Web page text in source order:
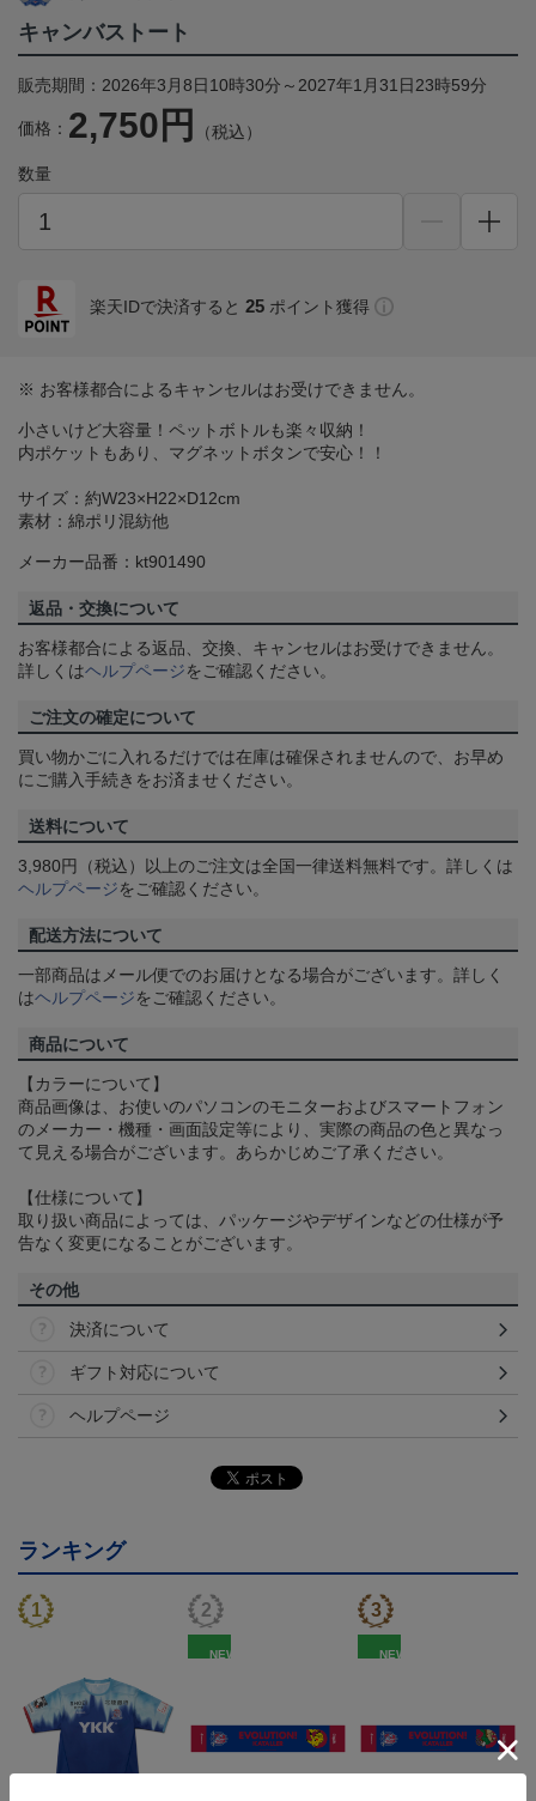
キャンバストート
販売期間：2026年3月8日10時30分～2027年1月31日23時59分
価格： 2,750円 （税込）
数量
楽天IDで決済すると 25 ポイント獲得
※ お客様都合によるキャンセルはお受けできません。
小さいけど大容量！ペットボトルも楽々収納！
内ポケットもあり、マグネットボタンで安心！！
サイズ：約W23×H22×D12cm
素材：綿ポリ混紡他
メーカー品番：kt901490
返品・交換について
お客様都合による返品、交換、キャンセルはお受けできません。
詳しくはヘルプページをご確認ください。
ご注文の確定について
買い物かごに入れるだけでは在庫は確保されませんので、お早め
にご購入手続きをお済ませください。
送料について
3,980円（税込）以上のご注文は全国一律送料無料です。詳しくは
ヘルプページをご確認ください。
配送方法について
一部商品はメール便でのお届けとなる場合がございます。詳しく
はヘルプページをご確認ください。
商品について
【カラーについて】
商品画像は、お使いのパソコンのモニターおよびスマートフォン
のメーカー・機種・画面設定等により、実際の商品の色と異なっ
て見える場合がございます。あらかじめご了承ください。
【仕様について】
取り扱い商品によっては、パッケージやデザインなどの仕様が予
告なく変更になることがございます。
その他
決済について
ギフト対応について
ヘルプページ
ランキング
NEW NEW